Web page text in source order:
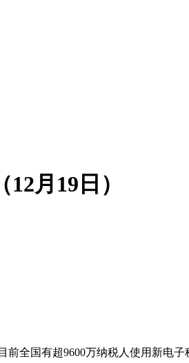
月19日）
全国有超9600万纳税人使用新电子